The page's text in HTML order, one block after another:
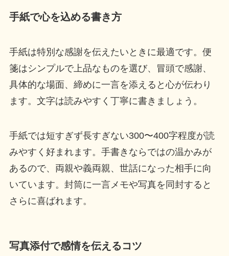
手紙で心を込める書き方
手紙は特別な感謝を伝えたいときに最適です。便
箋はシンプルで上品なものを選び、冒頭で感謝、
具体的な場面、締めに一言を添えると心が伝わり
ます。文字は読みやすく丁寧に書きましょう。
手紙では短すぎず長すぎない300〜400字程度が読
みやすく好まれます。手書きならではの温かみが
あるので、両親や義両親、世話になった相手に向
いています。封筒に一言メモや写真を同封すると
さらに喜ばれます。
写真添付で感情を伝えるコツ